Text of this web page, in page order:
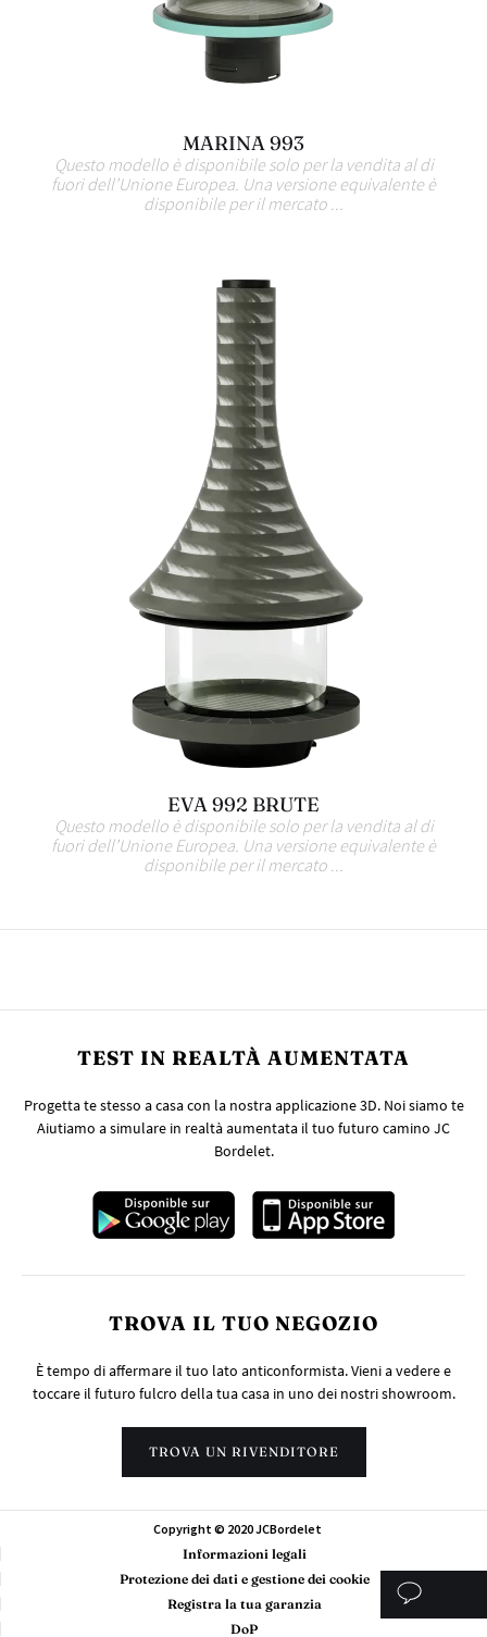
MARINA 993
Questo modello è disponibile solo per la vendita al di
fuori dell’Unione Europea. Una versione equivalente è
disponibile per il mercato ...
EVA 992 BRUTE
Questo modello è disponibile solo per la vendita al di
fuori dell’Unione Europea. Una versione equivalente è
disponibile per il mercato ...
TEST IN REALTÀ AUMENTATA
Progetta te stesso a casa con la nostra applicazione 3D. Noi siamo te
Aiutiamo a simulare in realtà aumentata il tuo futuro camino JC
Bordelet.
TROVA IL TUO NEGOZIO
È tempo di affermare il tuo lato anticonformista. Vieni a vedere e
toccare il futuro fulcro della tua casa in uno dei nostri showroom.
TROVA UN RIVENDITORE
Copyright © 2020 JCBordelet
Informazioni legali
Protezione dei dati e gestione dei cookie
Registra la tua garanzia
DoP